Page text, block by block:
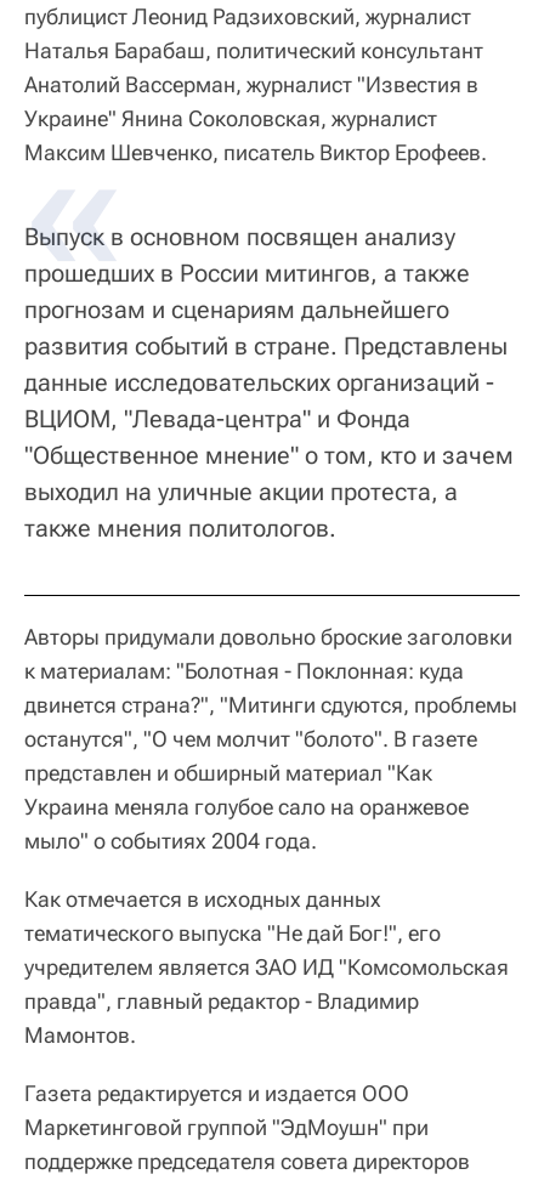
публицист Леонид Радзиховский, журналист
Наталья Барабаш, политический консультант
Анатолий Вассерман, журналист "Известия в
Украине" Янина Соколовская, журналист
Максим Шевченко, писатель Виктор Ерофеев.
Выпуск в основном посвящен анализу
прошедших в России митингов, а также
прогнозам и сценариям дальнейшего
развития событий в стране. Представлены
данные исследовательских организаций -
ВЦИОМ, "Левада-центра" и Фонда
"Общественное мнение" о том, кто и зачем
выходил на уличные акции протеста, а
также мнения политологов.
Авторы придумали довольно броские заголовки
к материалам: "Болотная - Поклонная: куда
двинется страна?", "Митинги сдуются, проблемы
останутся", "О чем молчит "болото". В газете
представлен и обширный материал "Как
Украина меняла голубое сало на оранжевое
мыло" о событиях 2004 года.
Как отмечается в исходных данных
тематического выпуска "Не дай Бог!", его
учредителем является ЗАО ИД "Комсомольская
правда", главный редактор - Владимир
Мамонтов.
Газета редактируется и издается ООО
Маркетинговой группой "ЭдМоушн" при
поддержке председателя совета директоров